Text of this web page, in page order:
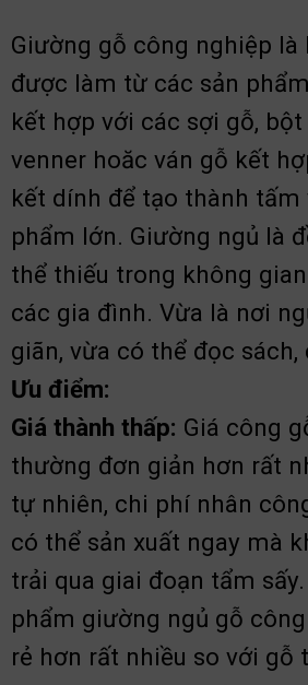
Giường gỗ công nghiệp là
được làm từ các sản
kết hợp với các sợi gỗ, bột
venner hoăc ván gỗ kết
kết dính để tạo thành tấm
phẩm lớn. Giường ngủ là
thể thiếu trong không
các gia đình. Vừa là nơi
giãn, vừa có thể đọc
Ưu điểm:
Giá thành thấp: Giá công
thường đơn giản hơn rất
tự nhiên, chi phí nhân
có thể sản xuất ngay mà
trải qua giai đoạn tẩm
phẩm giường ngủ gỗ
rẻ hơn rất nhiều so với gỗ